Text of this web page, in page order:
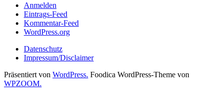
Anmelden
Eintrags-Feed
Kommentar-Feed
WordPress.org
Datenschutz
Impressum/Disclaimer
Präsentiert von WordPress. Foodica WordPress-Theme von
WPZOOM.